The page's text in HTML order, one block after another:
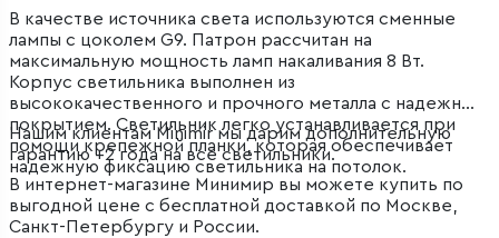
В качестве источника света используются сменные
лампы с цоколем G9. Патрон рассчитан на
максимальную мощность ламп накаливания 8 Вт.
Корпус светильника выполнен из
высококачественного и прочного металла с надежным
покрытием. Светильник легко устанавливается при
помощи крепежной планки, которая обеспечивает
надежную фиксацию светильника на потолок.
Нашим клиентам Minimir мы дарим дополнительную
гарантию +2 года на все светильники.
В интернет-магазине Минимир вы можете купить по
выгодной цене с бесплатной доставкой по Москве,
Санкт-Петербургу и России.